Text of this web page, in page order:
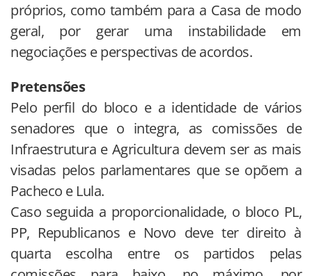
próprios, como também para a Casa de modo
geral, por gerar uma instabilidade em
negociações e perspectivas de acordos.
Pretensões
Pelo perfil do bloco e a identidade de vários
senadores que o integra, as comissões de
Infraestrutura e Agricultura devem ser as mais
visadas pelos parlamentares que se opõem a
Pacheco e Lula.
Caso seguida a proporcionalidade, o bloco PL,
PP, Republicanos e Novo deve ter direito à
quarta escolha entre os partidos pelas